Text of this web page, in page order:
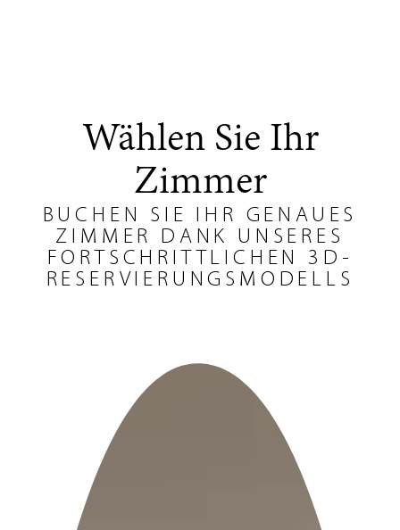
Wählen Sie Ihr
Zimmer
BUCHEN SIE IHR GENAUES
ZIMMER DANK UNSERES
FORTSCHRITTLICHEN 3D-
RESERVIERUNGSMODELLS